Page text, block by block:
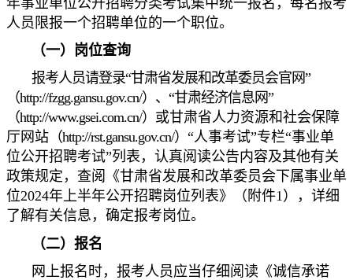
年事业单位公开招聘分类考试集中统一报名，每名报考
人员限报一个招聘单位的一个职位。
（一） 岗位查询
报考人员请登录“甘肃省发展和改革委员会官网”
（http://fzgg.gansu.gov.cn/）、“甘肃经济信息网”
（http://www.gsei.com.cn/） 或甘肃省人力资源和社会保障
厅网站 （http://rst.gansu.gov.cn/） “人事考试”专栏“事业单
位公开招聘考试”列表，认真阅读公告内容及其他有关
政策规定，查阅《甘肃省发展和改革委员会下属事业单
位2024年上半年公开招聘岗位列表》（附件1），详细
了解有关信息，确定报考岗位。
（二）报名
网上报名时，报考人员应当仔细阅读《诚信承诺